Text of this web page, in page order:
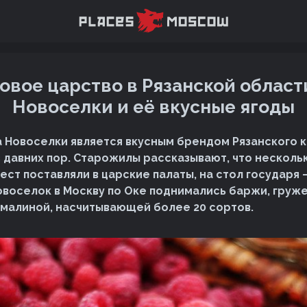
царство в Рязанской
Новоселки и её вкусные ягоды
Новоселки является вкусным брендом Рязанского
давних пор. Старожилы рассказывают, что
поставляли в царские палаты, на стол
в Москву по Оке поднимались баржи,
насчитывающей более 20 сортов.